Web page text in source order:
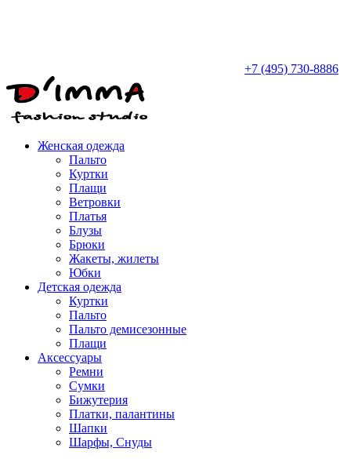
+7 (495) 730-8886
Женская одежда
Пальто
Куртки
Плащи
Ветровки
Платья
Блузы
Брюки
Жакеты, жилеты
Юбки
Детская одежда
Куртки
Пальто
Пальто демисезонные
Плащи
Аксессуары
Ремни
Сумки
Бижутерия
Платки, палантины
Шапки
Шарфы, Снуды